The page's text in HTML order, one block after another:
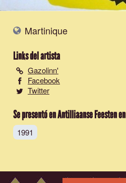
Martinique
Links del artista
Gazolinn'
Facebook
Twitter
Se presentó en Antilliaanse Feesten en
1991